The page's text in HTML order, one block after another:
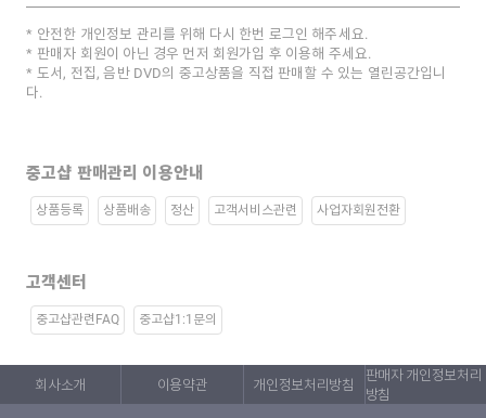
안전한 개인정보 관리를 위해 다시 한번 로그인 해주세요.
판매자 회원이 아닌 경우 먼저 회원가입 후 이용해 주세요.
도서, 전집, 음반 DVD의 중고상품을 직접 판매할 수 있는 열린공간입니
다.
중고샵 판매관리 이용안내
상품등록 상품배송 정산 고객서비스관련 사업자회원전환
고객센터
중고샵관련FAQ 중고샵1:1문의
회사소개 이용약관 개인정보처리방침
판매자 개인정보처리
방침